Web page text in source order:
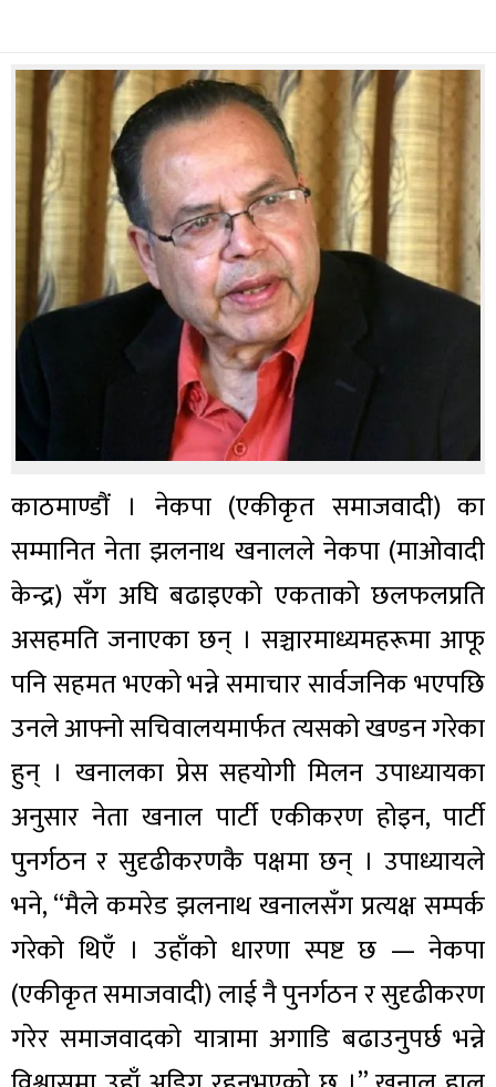
काठमाण्डौं । नेकपा (एकीकृत समाजवादी) का
सम्मानित नेता झलनाथ खनालले नेकपा (माओवादी
केन्द्र) सँग अघि बढाइएको एकताको छलफलप्रति
असहमति जनाएका छन् । सञ्चारमाध्यमहरूमा आफू
पनि सहमत भएको भन्ने समाचार सार्वजनिक भएपछि
उनले आफ्नो सचिवालयमार्फत त्यसको खण्डन गरेका
हुन् । खनालका प्रेस सहयोगी मिलन उपाध्यायका
अनुसार नेता खनाल पार्टी एकीकरण होइन, पार्टी
पुनर्गठन र सुदृढीकरणकै पक्षमा छन् । उपाध्यायले
भने, “मैले कमरेड झलनाथ खनालसँग प्रत्यक्ष सम्पर्क
गरेको थिएँ । उहाँको धारणा स्पष्ट छ — नेकपा
(एकीकृत समाजवादी) लाई नै पुनर्गठन र सुदृढीकरण
गरेर समाजवादको यात्रामा अगाडि बढाउनुपर्छ भन्ने